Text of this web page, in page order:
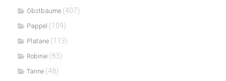
Obstbäume (407)
Pappel (109)
Platane (113)
Robinie (83)
Tanne (48)